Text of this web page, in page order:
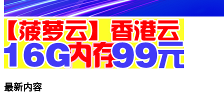
最新内容